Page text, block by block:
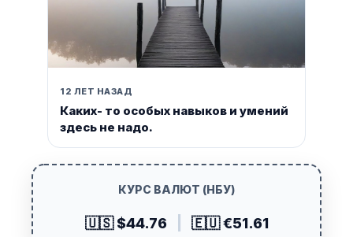
12 ЛЕТ НАЗАД
Каких- то особых навыков и умений
здесь не надо.
КУРС ВАЛЮТ (НБУ)
🇺🇸 $44.76 🇪🇺 €51.61